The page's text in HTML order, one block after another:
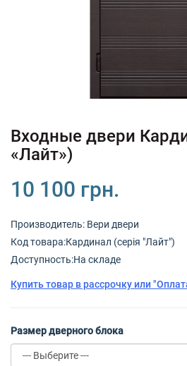
+380 (67) 380
+380 (95) 180
Входные двери
«Лайт»)
10 100 грн.
Производитель: Вери двери
Код товарa:Кардинал (серія "Лайт")
Доступность:На складе
Купить товар в рассрочку или
Размер дверного блока